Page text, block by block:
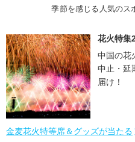
季節を感じる人気のス
花火特集
中国の花
中止・延
届け！
金麦花火特等席＆グッズが当たる